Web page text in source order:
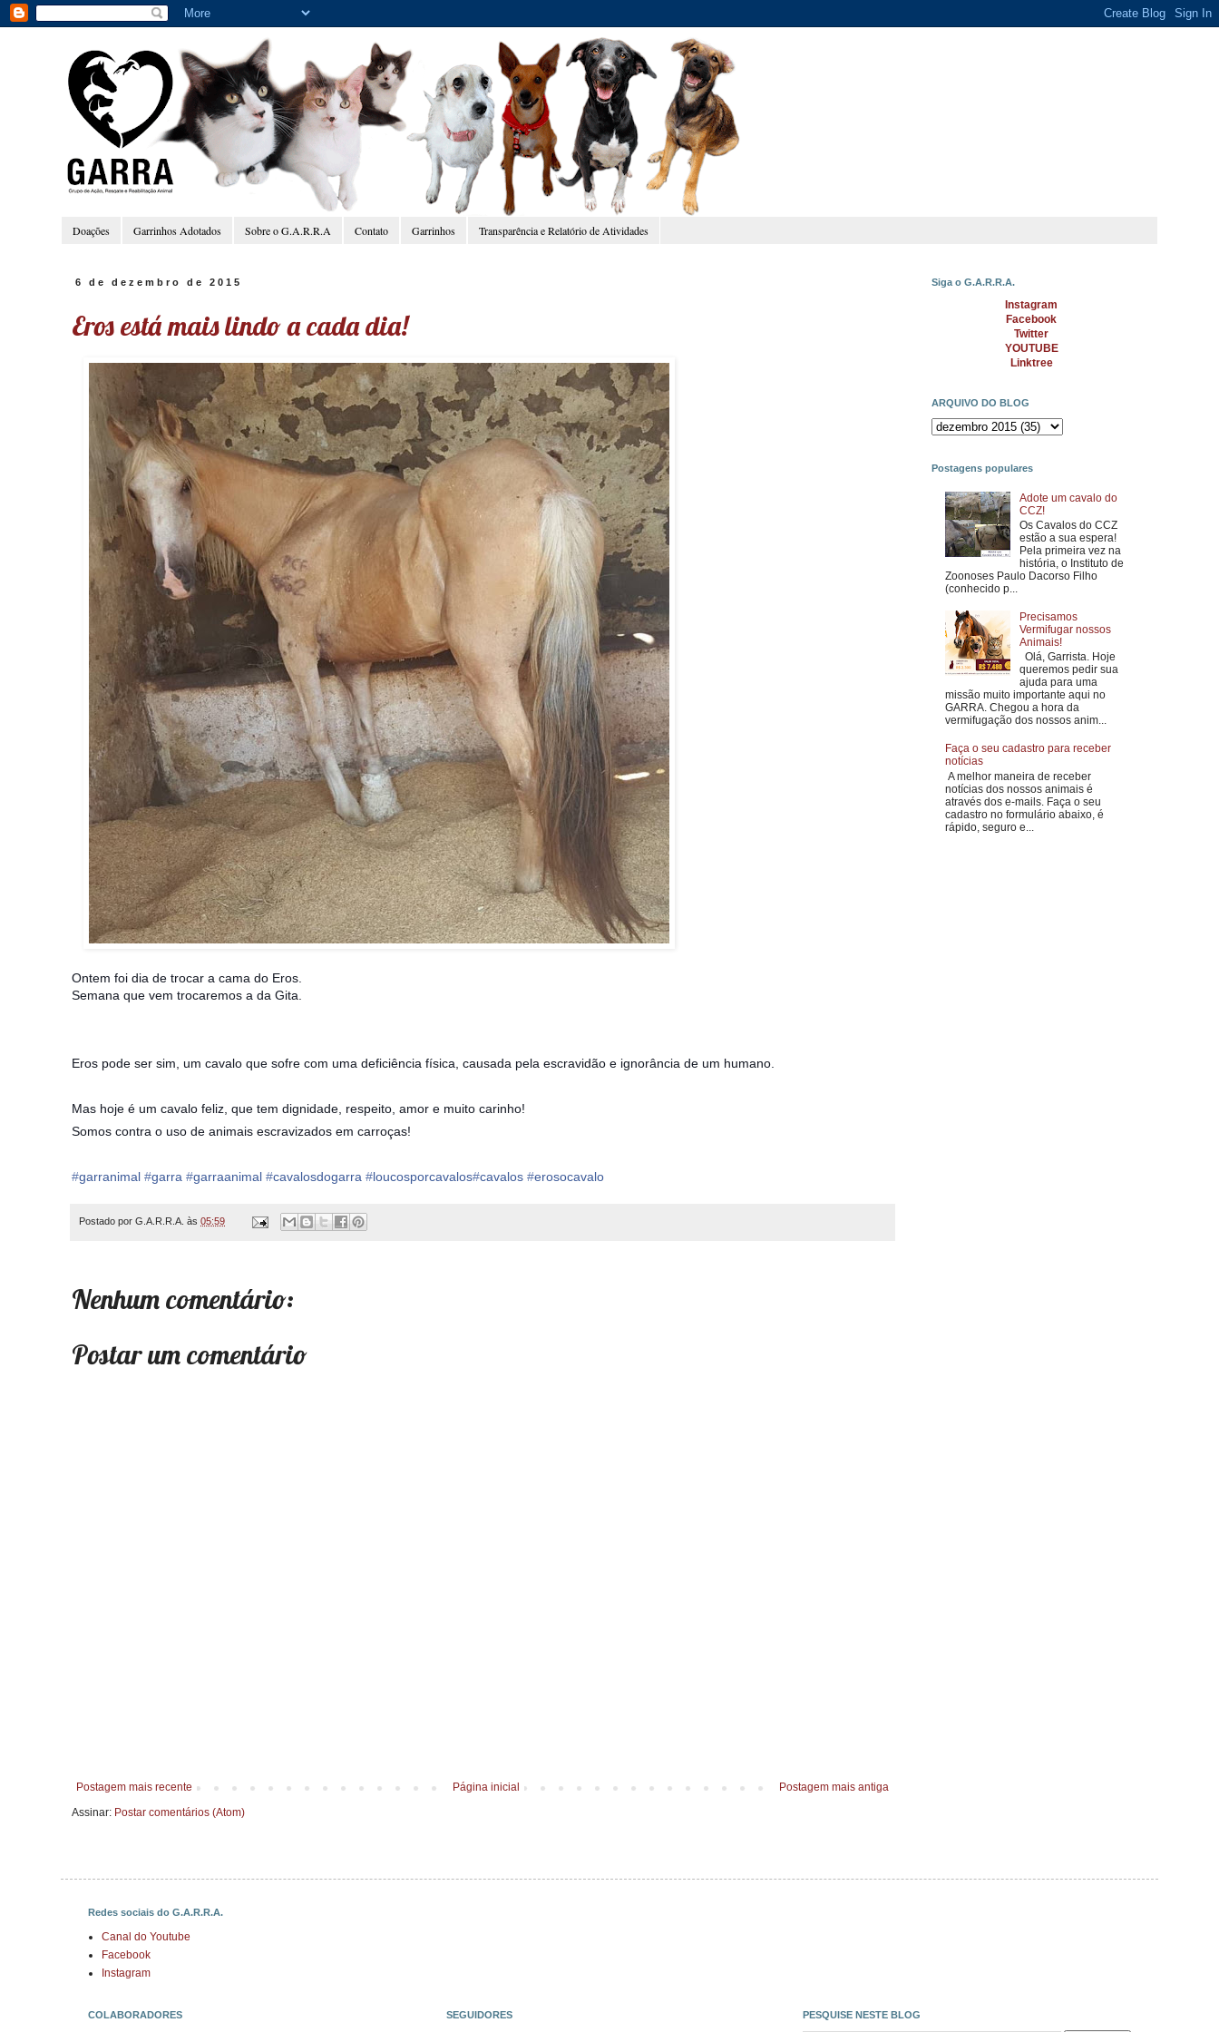
Doações Garrinhos Adotados Sobre o G.A.R.R.A Contato Garrinhos Transparência e Relatório de Atividades
6 de dezembro de 2015
Eros está mais lindo a cada dia!
Ontem foi dia de trocar a cama do Eros.
Semana que vem trocaremos a da Gita.
Eros pode ser sim, um cavalo que sofre com uma deficiência física, causada pela escravidão e ignorância de um humano.
Mas hoje é um cavalo feliz, que tem dignidade, respeito, amor e muito carinho!
Somos contra o uso de animais escravizados em carroças!
‪#‎garranimal‬ ‪#‎garra‬ ‪#‎garraanimal‬ ‪#‎cavalosdogarra‬ ‪#‎loucosporcavalos‬‪#‎cavalos‬ ‪#‎erosocavalo‬
Postado por G.A.R.R.A. às 05:59
Nenhum comentário:
Postar um comentário
Postagem mais recente Postagem mais antiga
Página inicial
Assinar: Postar comentários (Atom)
Siga o G.A.R.R.A.
Instagram
Facebook
Twitter
YOUTUBE
Linktree
ARQUIVO DO BLOG
Postagens populares
Adote um cavalo do
CCZ!
Os Cavalos do CCZ
estão a sua espera!
Pela primeira vez na
história, o Instituto de
Zoonoses Paulo Dacorso Filho
(conhecido p...
Precisamos
Vermifugar nossos
Animais!
Olá, Garrista. Hoje
queremos pedir sua
ajuda para uma
missão muito importante aqui no
GARRA. Chegou a hora da
vermifugação dos nossos anim...
Faça o seu cadastro para receber
notícias
A melhor maneira de receber
notícias dos nossos animais é
através dos e-mails. Faça o seu
cadastro no formulário abaixo, é
rápido, seguro e...
Redes sociais do G.A.R.R.A.
Canal do Youtube
Facebook
Instagram
COLABORADORES SEGUIDORES PESQUISE NESTE BLOG